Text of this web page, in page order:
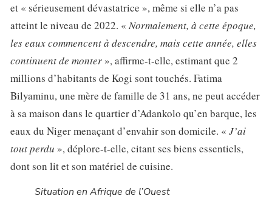
et « sérieusement dévastatrice », même si elle n’a pas
atteint le niveau de 2022. « Normalement, à cette époque,
les eaux commencent à descendre, mais cette année, elles
continuent de monter », affirme-t-elle, estimant que 2
millions d’habitants de Kogi sont touchés. Fatima
Bilyaminu, une mère de famille de 31 ans, ne peut accéder
à sa maison dans le quartier d’Adankolo qu’en barque, les
eaux du Niger menaçant d’envahir son domicile. « J’ai
tout perdu », déplore-t-elle, citant ses biens essentiels,
dont son lit et son matériel de cuisine.
Situation en Afrique de l’Ouest